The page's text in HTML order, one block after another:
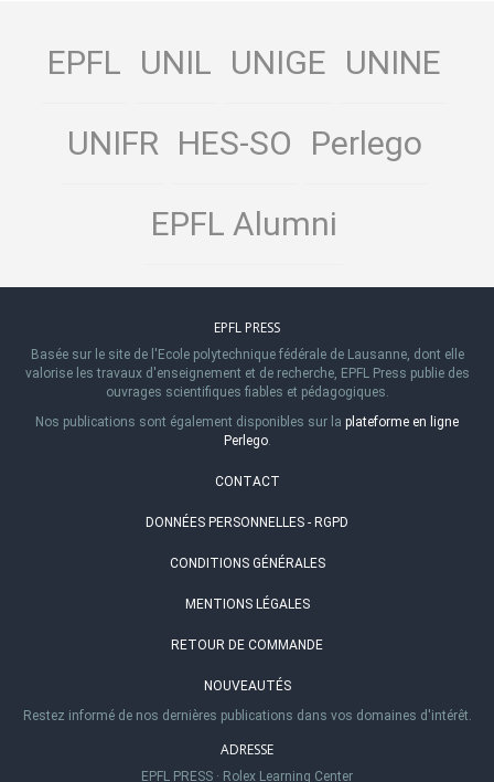
EPFL UNIL UNIGE UNINE
UNIFR HES-SO Perlego
EPFL Alumni
EPFL PRESS
Basée sur le site de l'Ecole polytechnique fédérale de Lausanne, dont elle
valorise les travaux d'enseignement et de recherche, EPFL Press publie des
ouvrages scientifiques fiables et pédagogiques.
Nos publications sont également disponibles sur la plateforme en ligne
Perlego.
CONTACT
DONNÉES PERSONNELLES - RGPD
CONDITIONS GÉNÉRALES
MENTIONS LÉGALES
RETOUR DE COMMANDE
NOUVEAUTÉS
Restez informé de nos dernières publications dans vos domaines d'intérêt.
ADRESSE
EPFL PRESS · Rolex Learning Center